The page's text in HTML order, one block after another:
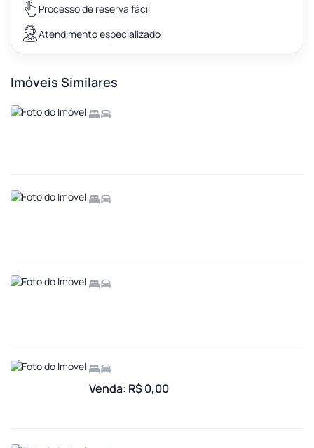
Processo de reserva fácil
Atendimento especializado
Imóveis Similares
Venda: R$ 0,00